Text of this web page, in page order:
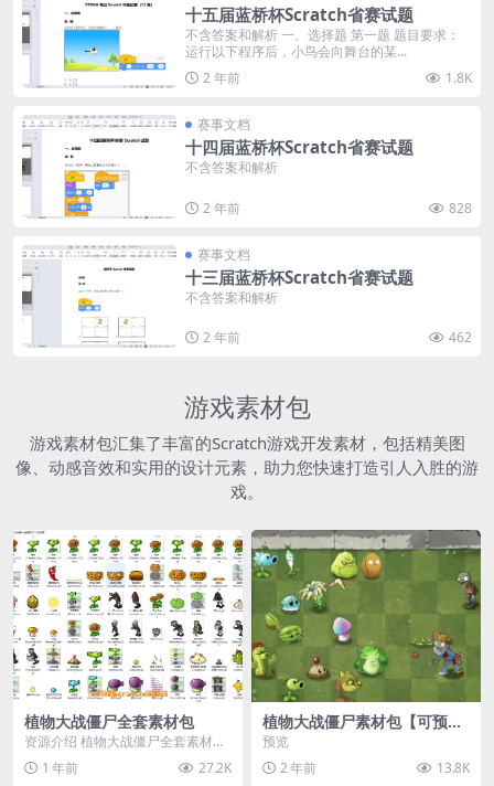
十五届蓝桥杯Scratch省赛试题
不含答案和解析 一、选择题 第一题 题目要求：
运行以下程序后，小鸟会向舞台的某...
2 年前
1.8K
赛事文档
十四届蓝桥杯Scratch省赛试题
不含答案和解析
2 年前 828
赛事文档
十三届蓝桥杯Scratch省赛试题
不含答案和解析
2 年前 462
游戏素材包
游戏素材包汇集了丰富的Scratch游戏开发素材，包括精美图
像、动感音效和实用的设计元素，助力您快速打造引人入胜的游
戏。
植物大战僵尸全套素材包
资源介绍 植物大战僵尸全套素材
包，包含227个丰富多样的素材，
涵盖角色、背景、动...
1 年前 27.2K
植物大战僵尸素材包【可预
览】
预览
2 年前
13.8K